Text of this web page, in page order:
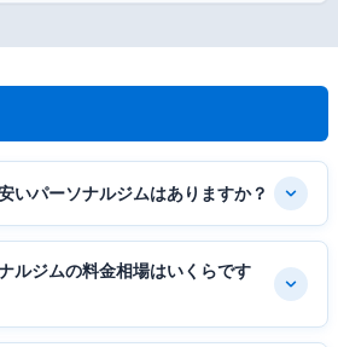
いパーソナルジムはありますか？
ルジムの料金相場はいくらです